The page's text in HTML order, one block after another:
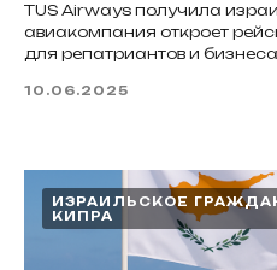
TUS Airways получила
авиакомпания откроет
для репатриантов и
10.06.2025
ИЗРАИЛЬСКОЕ
КИПРА